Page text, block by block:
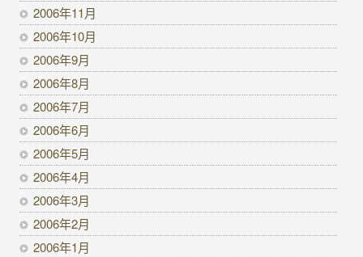
2006年11月
2006年10月
2006年9月
2006年8月
2006年7月
2006年6月
2006年5月
2006年4月
2006年3月
2006年2月
2006年1月